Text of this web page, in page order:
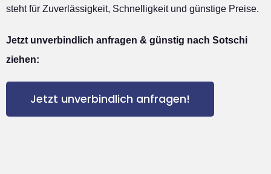
steht für Zuverlässigkeit, Schnelligkeit und günstige Preise.
Jetzt unverbindlich anfragen & günstig nach Sotschi
ziehen:
Jetzt unverbindlich anfragen!